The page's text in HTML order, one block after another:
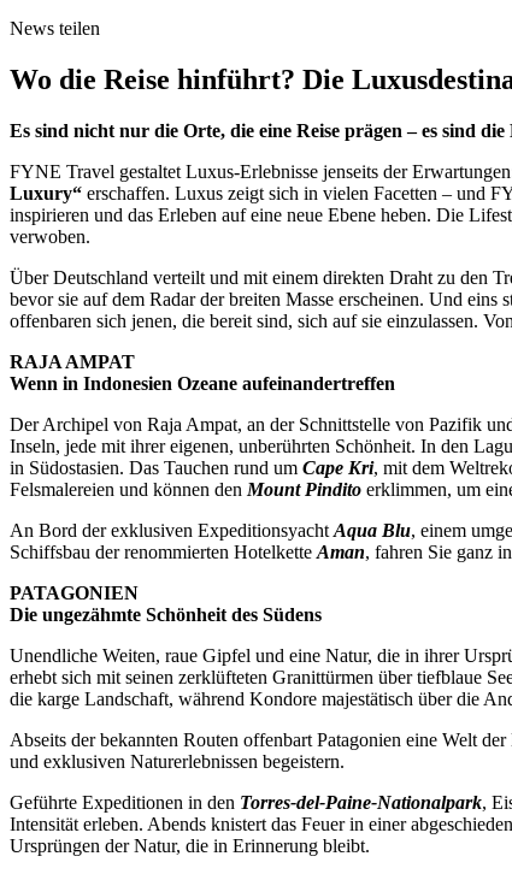
News teilen
Wo die Reise hinführt? Die
Es sind nicht nur die Orte, die eine Reise prägen – es sind
FYNE Travel gestaltet Luxus-Erlebnisse jenseits der
Luxury“ erschaffen. Luxus zeigt sich in vielen Facetten – und
inspirieren und das Erleben auf eine neue Ebene heben. Die
verwoben.
Über Deutschland verteilt und mit einem direkten Draht zu den
bevor sie auf dem Radar der breiten Masse erscheinen. Und
offenbaren sich jenen, die bereit sind, sich auf sie einzulassen.
RAJA AMPAT
Wenn in Indonesien Ozeane aufeinandertreffen
Der Archipel von Raja Ampat, an der Schnittstelle von Pazifik
Inseln, jede mit ihrer eigenen, unberührten Schönheit. In den
in Südostasien. Das Tauchen rund um Cape Kri, mit dem
Felsmalereien und können den Mount Pindito erklimmen, um
An Bord der exklusiven Expeditionsyacht Aqua Blu, einem
Schiffsbau der renommierten Hotelkette Aman, fahren Sie ganz
PATAGONIEN
Die ungezähmte Schönheit des Südens
Unendliche Weiten, raue Gipfel und eine Natur, die in ihrer
erhebt sich mit seinen zerklüfteten Granittürmen über tiefblaue
die karge Landschaft, während Kondore majestätisch über die
Abseits der bekannten Routen offenbart Patagonien eine Welt
und exklusiven Naturerlebnissen begeistern.
Geführte Expeditionen in den Torres-del-Paine-Nationalpark,
Intensität erleben. Abends knistert das Feuer in einer
Ursprüngen der Natur, die in Erinnerung bleibt.